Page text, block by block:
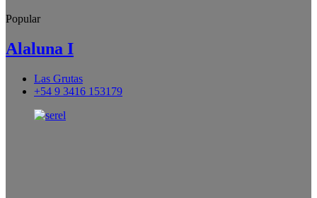
Popular
Alaluna I
Las Grutas
+54 9 3416 153179